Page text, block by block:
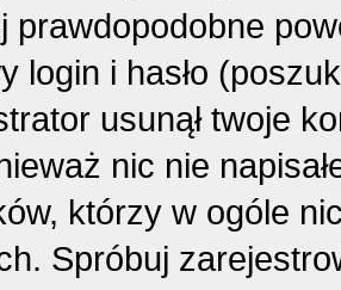
prawdopodobne
login i hasło
usunął twoje
nic nie
którzy w ogóle
Spróbuj